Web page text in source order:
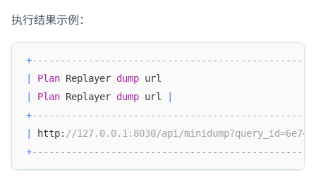
执行结果示例：
+
Plan Replayer dump
Plan Replayer dump url
+
http: //127.0.0.1:8030/api/
+